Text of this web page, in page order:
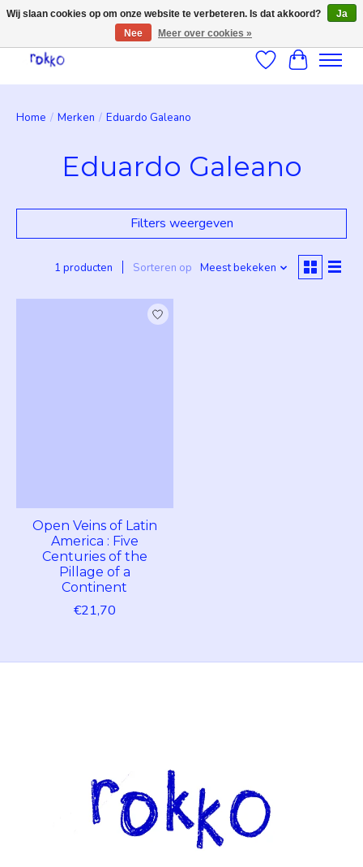
Verlanglijst
Home / Merken / Eduardo Galeano
Eduardo Galeano
Filters weergeven
1 producten Sorteren op Meest bekeken
Open Veins of Latin
America : Five
Centuries of the
Pillage of a
Continent
€21,70
Wij slaan cookies op om onze website te verbeteren. Is dat akkoord?
Ja
Nee
Meer over cookies »